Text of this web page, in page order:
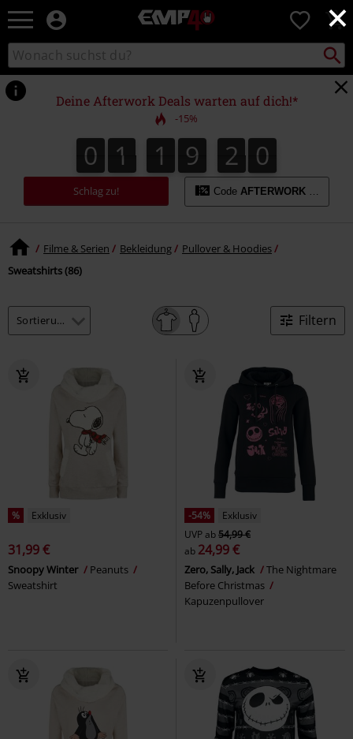
×
EMP
Merchandise
-
Shop
für
Rock
&
Entertainment
0
Katalog
durchsuchen
suchen
Deine Afterwork Deals warten auf dich!*
-15%
0
0 1
1 1
1 9
9 1
2
1 8
9
8
0
9
Schlag zu! Code AFTERWORK
Filme & Serien Bekleidung
Pullover & Hoodies
Sweatshirts (86)
Filtern
% Exklusiv
31,99 €
Snoopy Winter
Peanuts
Sweatshirt
-54%
Exklusiv
UVPab54,99 €
ab 24,99 €
Zero, Sally, Jack
The Nightmare
Before Christmas
Kapuzenpullover